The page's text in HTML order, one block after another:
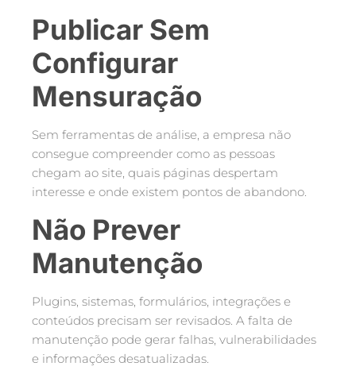
Publicar Sem
Configurar
Mensuração
Sem ferramentas de análise, a empresa não
consegue compreender como as pessoas
chegam ao site, quais páginas despertam
interesse e onde existem pontos de abandono.
Não Prever
Manutenção
Plugins, sistemas, formulários, integrações e
conteúdos precisam ser revisados. A falta de
manutenção pode gerar falhas, vulnerabilidades
e informações desatualizadas.